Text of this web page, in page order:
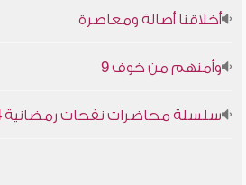
أخلاقنا أصالة ومعاصرة
وأمنهم من خوف 9
سلسلة محاضرات نفحات رمضانية 1444هـ